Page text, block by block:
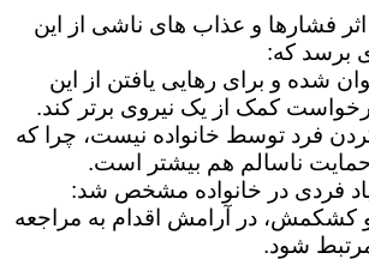
اثر فشارها و عذاب های ناشی از این
برسد که:
شده و برای رهایی یافتن از این
کمک از یک نیروی برتر کند.
فرد توسط خانواده نیست، چرا که
ناسالم هم بیشتر است.
فردی در خانواده مشخص شد:
کشکمش، در آرامش اقدام به مراجعه
شود.